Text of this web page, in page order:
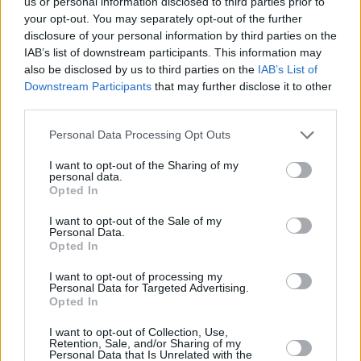
your opt-out. You may separately opt-out of the further
disclosure of your personal information by third parties on the
IAB’s list of downstream participants. This information may
also be disclosed by us to third parties on the IAB’s List of
Downstream Participants that may further disclose it to other
Please note that this website/app uses one or more Google
not limited to your visit or usage behaviour. You may click to
grant or deny consent to Google and its third-party tags to
use your data for below specified purposes in below Google
consent section.
Personal Data Processing Opt Outs
I want to opt-out of the Sharing of my
personal data.
Opted In
I want to opt-out of the Sale of my
Personal Data.
Opted In
I want to opt-out of processing my
Personal Data for Targeted Advertising.
Opted In
I want to opt-out of Collection, Use,
Retention, Sale, and/or Sharing of my
Personal Data that Is Unrelated with the
Τα εβδομαδιαία events του Φαρμακείου
Κάθε εβδομάδα έχεις την ευκαιρία να γνωρίσεις κι ένα
καινούργιο προϊόν, να κάνεις ένα διάλειμμα από την
καθημερινότητα και να απολαύσεις τα τελευταία